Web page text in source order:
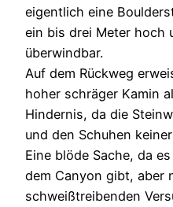
eigentlich eine
ein bis drei Meter hoch
überwindbar.
Auf dem Rückweg
hoher schräger Kamin
Hindernis, da die
und den Schuhen
Eine blöde Sache, da
dem Canyon gibt, aber
schweißtreibenden